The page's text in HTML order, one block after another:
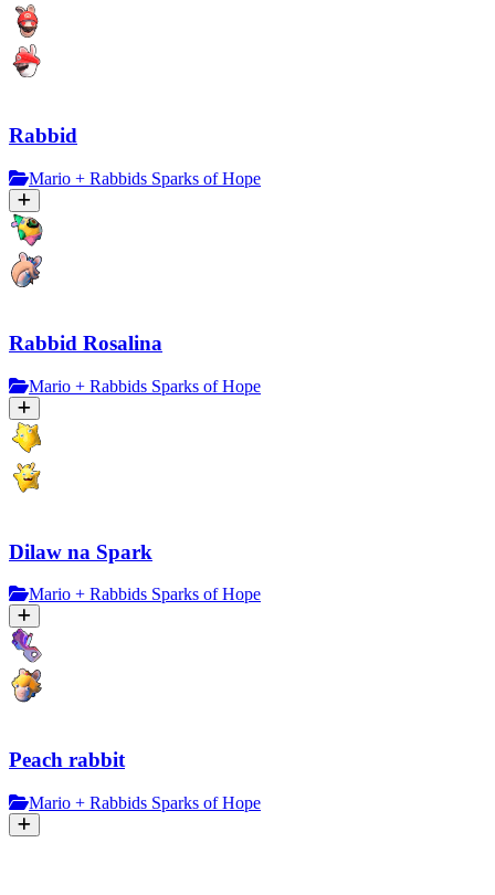
Rabbid
Mario + Rabbids Sparks of Hope
Rabbid Rosalina
Mario + Rabbids Sparks of Hope
Dilaw na Spark
Mario + Rabbids Sparks of Hope
Peach rabbit
Mario + Rabbids Sparks of Hope